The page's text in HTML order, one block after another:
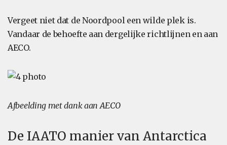
Vergeet niet dat de Noordpool een wilde plek is.
Vandaar de behoefte aan dergelijke richtlijnen en aan
AECO.
Afbeelding met dank aan AECO
De IAATO manier van Antarctica